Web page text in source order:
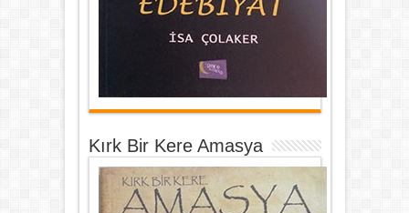
Kırk Bir Kere Amasya